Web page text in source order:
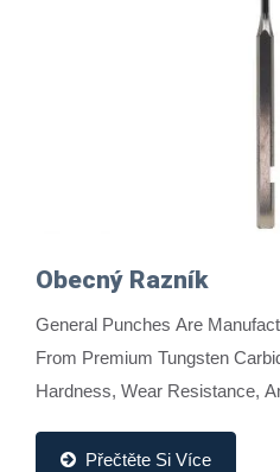
Obecný Razník
General Punches Are
From Premium Tungsten
Hardness, Wear Resistance,
Přečtěte Si Více